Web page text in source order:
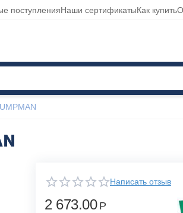
поступленияНаши сертификатыКак купить
Написать отзыв
2 673.00 Р